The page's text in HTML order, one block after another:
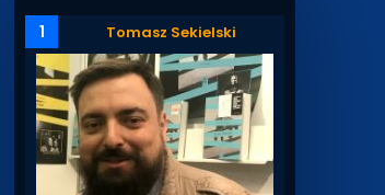
1 Tomasz Sekielski